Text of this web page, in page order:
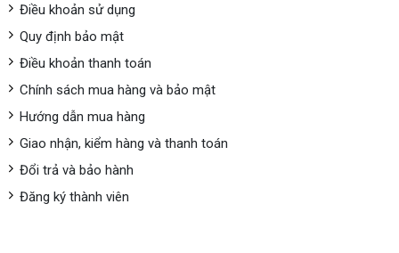
Điều khoản sử dụng
Quy định bảo mật
Điều khoản thanh toán
Chính sách mua hàng và bảo mật
Hướng dẫn mua hàng
Giao nhận, kiểm hàng và thanh toán
Đổi trả và bảo hành
Đăng ký thành viên